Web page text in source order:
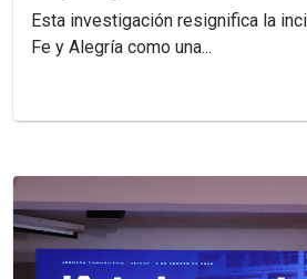
Esta investigación resignifica la
Fe y Alegría como una...